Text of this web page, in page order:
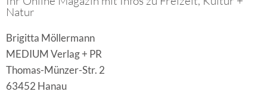
Natur
Brigitta Möllermann
MEDIUM Verlag + PR
Thomas-Münzer-Str. 2
63452 Hanau